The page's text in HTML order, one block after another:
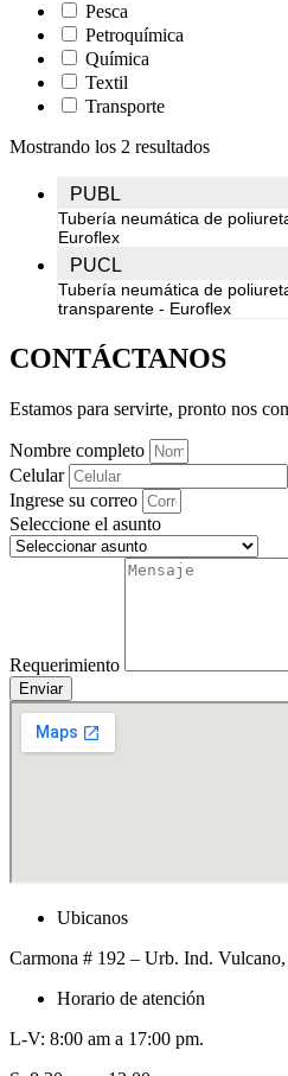
Pesca
Petroquímica
Química
Textil
Transporte
Mostrando los 2 resultados
PUBL
Tubería neumática de
Euroflex
PUCL
Tubería neumática de
transparente - Euroflex
CONTÁCTANOS
Estamos para servirte, pronto nos
Nombre completo
Celular
Ingrese su correo
Seleccione el asunto
Requerimiento
Enviar
Ubicanos
Carmona # 192 – Urb. Ind.
Horario de atención
L-V: 8:00 am a 17:00 pm.